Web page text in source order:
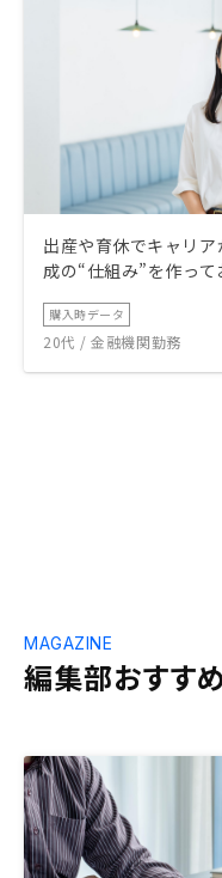
出産や育休でキャリ
成の“仕組み”を作って
購入時データ
20代 / 金融機関勤務
編集部おすす
MAGAZINE